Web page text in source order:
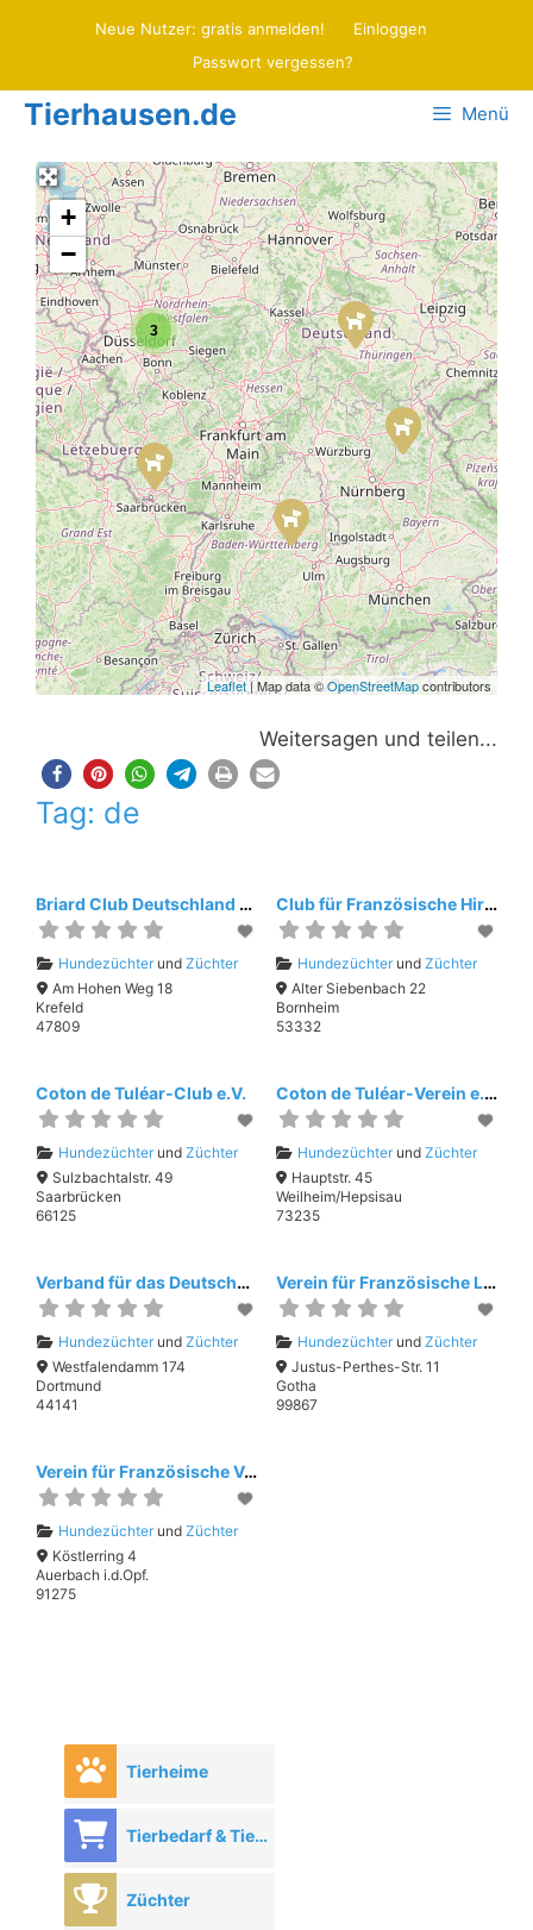
Neue Nutzer: gratis anmelden!
Einloggen
Passwort vergessen?
Tierhausen.de Menü
3
+
−
Leaflet| Map data ©OpenStreetMapcontributors
Weitersagen und teilen...
Tag: de
Briard Club Deutschland e.V.
Hundezüchterund Züchter
Am Hohen Weg 18
Krefeld
47809
Club für Französische Hirtenhunde e.V.
Hundezüchter undZüchter
Alter Siebenbach 22
Bornheim
53332
Coton de Tuléar-Club e.V.
Hundezüchterund Züchter
Sulzbachtalstr. 49
Saarbrücken
66125
Coton de Tuléar-Verein e.V.
Hundezüchter undZüchter
Hauptstr. 45
Weilheim/Hepsisau
73235
Verband für das Deutsche Hundewesen (VDH)
Hundezüchterund Züchter
Westfalendamm 174
Dortmund
44141
Verein für Französische Laufhunde e.V.
Hundezüchter undZüchter
Justus-Perthes-Str. 11
Gotha
99867
Verein für Französische Vorstehhunde e.V.
Hundezüchterund Züchter
Köstlerring 4
Auerbach i.d.Opf.
91275
Tierheime
Tierbedarf & Tierhandel
Züchter